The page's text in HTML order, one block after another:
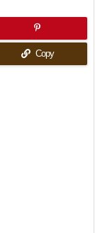
Copy